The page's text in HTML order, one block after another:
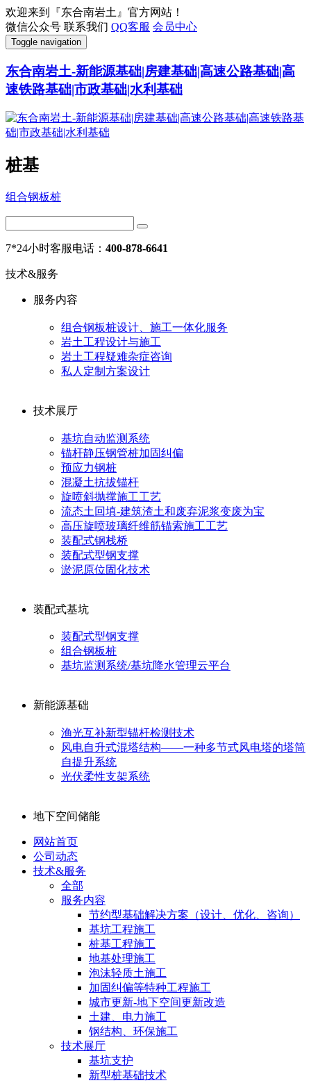
欢迎来到『东合南岩土』官方网站！
微信公众号 联系我们 QQ客服 会员中心
Toggle navigation
东合南岩土-新能源基础|房建基础|高速公路基础|高
速铁路基础|市政基础|水利基础
桩基
组合钢板桩
7*24小时客服电话： 400-878-6641
技术&服务
服务内容
组合钢板桩设计、施工一体化服务
岩土工程设计与施工
岩土工程疑难杂症咨询
私人定制方案设计
技术展厅
基坑自动监测系统
锚杆静压钢管桩加固纠偏
预应力钢桩
混凝土抗拔锚杆
旋喷斜抛撑施工工艺
流态土回填-建筑渣土和废弃泥浆变废为宝
高压旋喷玻璃纤维筋锚索施工工艺
装配式钢栈桥
装配式型钢支撑
淤泥原位固化技术
装配式基坑
装配式型钢支撑
组合钢板桩
基坑监测系统/基坑降水管理云平台
新能源基础
渔光互补新型锚杆检测技术
风电自升式混塔结构——一种多节式风电塔的塔筒
自提升系统
光伏柔性支架系统
地下空间储能
网站首页
公司动态
技术&服务
全部
服务内容
节约型基础解决方案（设计、优化、咨询）
基坑工程施工
桩基工程施工
地基处理施工
泡沫轻质土施工
加固纠偏等特种工程施工
城市更新-地下空间更新改造
土建、电力施工
钢结构、环保施工
技术展厅
基坑支护
新型桩基础技术